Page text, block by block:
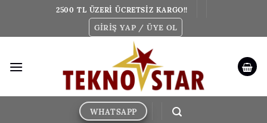
2500 TL ÜZERİ ÜCRETSİZ KARGO!!
GIRIŞ YAP / ÜYE OL
WHATSAPP